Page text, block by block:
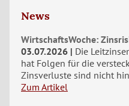
News
WirtschaftsWoche:
03.07.2026
Die
hat Folgen für die
Zinsverluste sind nicht
Zum Artikel